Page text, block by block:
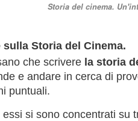
Storia del cinema.
sulla Storia del Cinema.
che scrivere la storia
e andare in cerca di
puntuali.
si sono concentrati su